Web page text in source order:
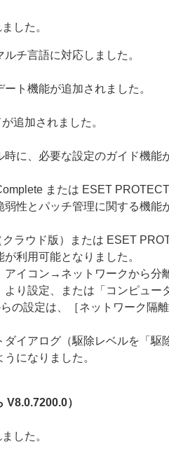
した。
チ言語に対応しました。
ト機能が追加されました。
追加されました。
時に、必要な設定のガイド機能
または ESET
弱性とパッチ管理に関する機能
ラウド版）または ESET
利用可能となりました。
アイコン→ネットワークから
より設定、または「コンピュ
の設定は、［ネットワーク隔
ダイアログ（駆除レベルを「
になりました。
V8.0.7200.0）
した。